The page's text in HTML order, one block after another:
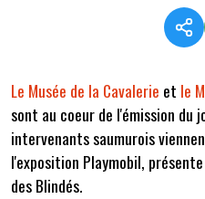
Le Musée de la Cavalerie et le
sont au coeur de l'émission du
intervenants saumurois
l'exposition Playmobil,
des Blindés.